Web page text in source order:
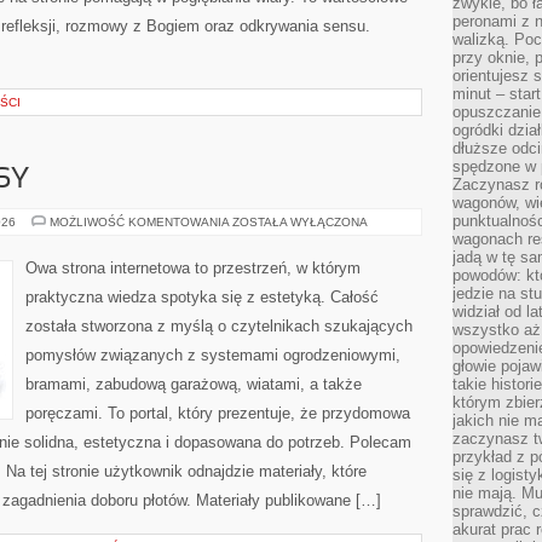
rozmowy z Bogiem oraz odkrywania sensu.
MOŻLIWOŚĆ KOMENTOWANIA BALKONY
ZOSTAŁA WYŁĄCZONA
Owa strona internetowa to przestrzeń, w którym
praktyczna wiedza spotyka się z estetyką. Całość
została stworzona z myślą o czytelnikach szukających
pomysłów związanych z systemami ogrodzeniowymi,
bramami, zabudową garażową, wiatami, a także
poręczami. To portal, który prezentuje, że przydomowa
solidna, estetyczna i dopasowana do potrzeb. Polecam
tej stronie użytkownik odnajdzie materiały, które
doboru płotów. Materiały publikowane […]
peronami z
walizką.
przy oknie,
orientujesz
minut –
ogródki
dłuższe
spędzone w
Zaczynasz
wagonów,
wagonach
jadą w tę
powodów:
jedzie na
widział od
wszystko
głowie
takie
którym
jakich nie
zaczynasz
przykład z
się z
nie mają.
sprawdzić,
akurat prac